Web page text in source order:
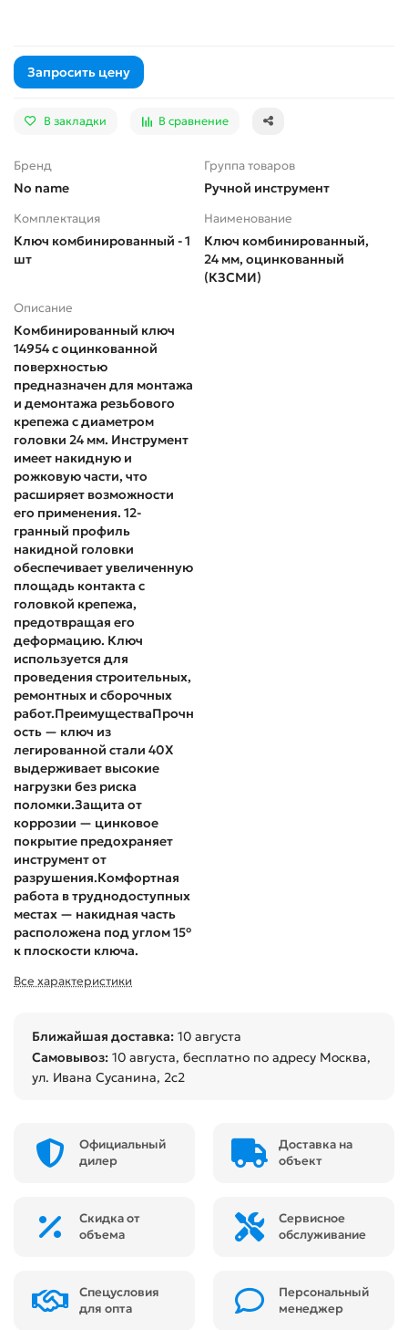
Запросить цену
В закладки В сравнение
Бренд
No name
Группа товаров
Ручной инструмент
Комплектация
Ключ комбинированный - 1
шт
Наименование
Ключ комбинированный,
24 мм, оцинкованный
(КЗСМИ)
Описание
Комбинированный ключ
14954 с оцинкованной
поверхностью
предназначен для монтажа
и демонтажа резьбового
крепежа с диаметром
головки 24 мм. Инструмент
имеет накидную и
рожковую части, что
расширяет возможности
его применения. 12-
гранный профиль
накидной головки
обеспечивает увеличенную
площадь контакта с
головкой крепежа,
предотвращая его
деформацию. Ключ
используется для
проведения строительных,
ремонтных и сборочных
работ.ПреимуществаПрочн
ость — ключ из
легированной стали 40X
выдерживает высокие
нагрузки без риска
поломки.Защита от
коррозии — цинковое
покрытие предохраняет
инструмент от
разрушения.Комфортная
работа в труднодоступных
местах — накидная часть
расположена под углом 15°
к плоскости ключа.
Все характеристики
Ближайшая доставка: 10 августа
Самовывоз: 10 августа, бесплатно по адресу Москва,
ул. Ивана Сусанина, 2с2
Официальный
дилер
Доставка на
объект
Скидка от
объема
Сервисное
обслуживание
Спецусловия
для опта
Персональный
менеджер